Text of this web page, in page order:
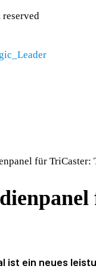
für TriCaster:
ist ein neues